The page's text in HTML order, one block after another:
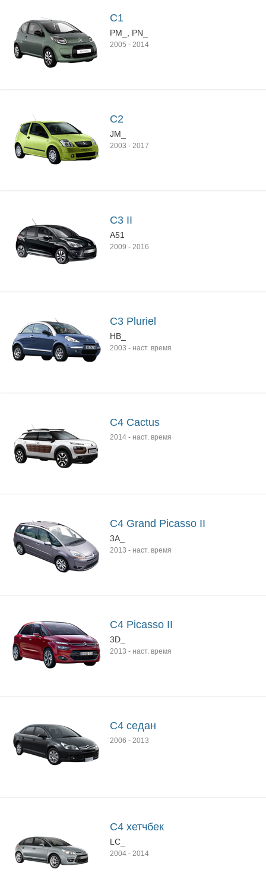
C1
PM_, PN_
2005 - 2014
C2
JM_
2003 - 2017
C3 II
A51
2009 - 2016
C3 Pluriel
HB_
2003 - наст. время
C4 Cactus
2014 - наст. время
C4 Grand Picasso II
3A_
2013 - наст. время
C4 Picasso II
3D_
2013 - наст. время
C4 седан
2006 - 2013
C4 хетчбек
LC_
2004 - 2014